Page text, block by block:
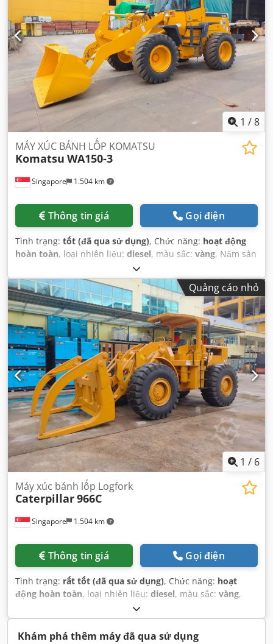
1 /8
Singapore 1.504 km
MÁY XÚC BÁNH LỐP KOMATSU
Komatsu WA150-3
Thông tin giá Gọi điện
Tình trạng: tốt (đã qua sử dụng), Chức năng: hoạt động
hoàn toàn, loại nhiên liệu: diesel, màu sắc: vàng, Năm sản
7.028 h
Quảng cáo nhỏ
1 / 6
Singapore 1.504 km
Máy xúc bánh lốp Logfork
Caterpillar966C
Thông tin giá Gọi điện
Tình trạng: rất tốt (đã qua sử dụng), Chức năng: hoạt
động hoàn toàn, loại nhiên liệu: diesel, màu sắc: vàng,
, tình trạng truyền động:
phần trăm, số chỗ ngồi:1, số máy/phương tiện:
KM&EW144, Thiết bị:cabin, thuỷ lực,
Khám phá thêm máy đã qua sử dụng